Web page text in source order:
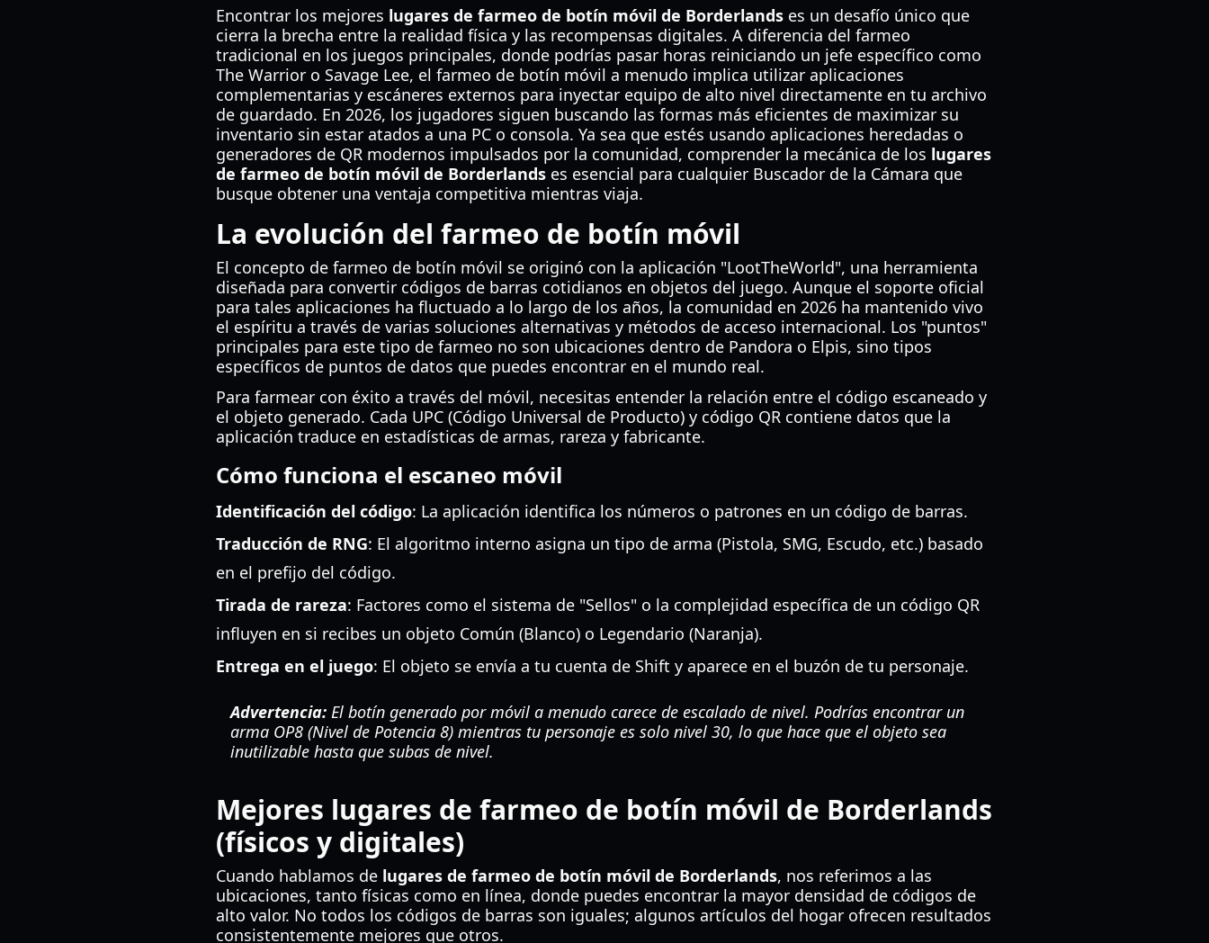
Encontrar los mejores lugares de farmeo de botín móvil de Borderlands es un desafío único que
cierra la brecha entre la realidad física y las recompensas digitales. A diferencia del farmeo
tradicional en los juegos principales, donde podrías pasar horas reiniciando un jefe específico como
The Warrior o Savage Lee, el farmeo de botín móvil a menudo implica utilizar aplicaciones
complementarias y escáneres externos para inyectar equipo de alto nivel directamente en tu archivo
de guardado. En 2026, los jugadores siguen buscando las formas más eficientes de maximizar su
inventario sin estar atados a una PC o consola. Ya sea que estés usando aplicaciones heredadas o
generadores de QR modernos impulsados por la comunidad, comprender la mecánica de los lugares
de farmeo de botín móvil de Borderlands es esencial para cualquier Buscador de la Cámara que
busque obtener una ventaja competitiva mientras viaja.
La evolución del farmeo de botín móvil
El concepto de farmeo de botín móvil se originó con la aplicación "LootTheWorld", una herramienta
diseñada para convertir códigos de barras cotidianos en objetos del juego. Aunque el soporte oficial
para tales aplicaciones ha fluctuado a lo largo de los años, la comunidad en 2026 ha mantenido vivo
el espíritu a través de varias soluciones alternativas y métodos de acceso internacional. Los "puntos"
principales para este tipo de farmeo no son ubicaciones dentro de Pandora o Elpis, sino tipos
específicos de puntos de datos que puedes encontrar en el mundo real.
Para farmear con éxito a través del móvil, necesitas entender la relación entre el código escaneado y
el objeto generado. Cada UPC (Código Universal de Producto) y código QR contiene datos que la
aplicación traduce en estadísticas de armas, rareza y fabricante.
Cómo funciona el escaneo móvil
Identificación del código: La aplicación identifica los números o patrones en un código de barras.
Traducción de RNG: El algoritmo interno asigna un tipo de arma (Pistola, SMG, Escudo, etc.) basado
en el prefijo del código.
Tirada de rareza: Factores como el sistema de "Sellos" o la complejidad específica de un código QR
influyen en si recibes un objeto Común (Blanco) o Legendario (Naranja).
Entrega en el juego: El objeto se envía a tu cuenta de Shift y aparece en el buzón de tu personaje.
Advertencia: El botín generado por móvil a menudo carece de escalado de nivel. Podrías encontrar un
arma OP8 (Nivel de Potencia 8) mientras tu personaje es solo nivel 30, lo que hace que el objeto sea
inutilizable hasta que subas de nivel.
Mejores lugares de farmeo de botín móvil de Borderlands
(físicos y digitales)
Cuando hablamos de lugares de farmeo de botín móvil de Borderlands, nos referimos a las
ubicaciones, tanto físicas como en línea, donde puedes encontrar la mayor densidad de códigos de
alto valor. No todos los códigos de barras son iguales; algunos artículos del hogar ofrecen resultados
consistentemente mejores que otros.